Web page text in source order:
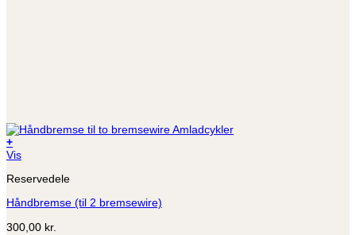
+
Vis
Reservedele
Håndbremse (til 2 bremsewire)
300,00 kr.